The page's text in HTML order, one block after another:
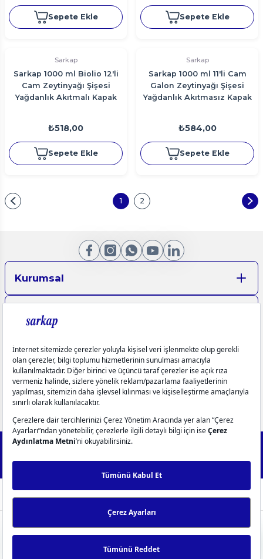
Sepete Ekle Sepete Ekle
Sarkap
Sarkap 1000 ml Biolio 12'li
Cam Zeytinyağı Şişesi
Yağdanlık Akıtmalı Kapak
₺518,00
Sepete Ekle
Sarkap
Sarkap 1000 ml 11'li Cam
Galon Zeytinyağı Şişesi
Yağdanlık Akıtmasız Kapak
₺584,00
Sepete Ekle
1 2
Kurumsal
Aydınlatma Metinleri
Üyelik
Yardım
Popüler Kategoriler
İletişim Bilgilerimiz
0549 270 72 72 0549 270 72 72
2025 Forest - IdeaSoft Next © Tüm hakları saklıdır.256Bit SSL
0
ideasoft
ticaret
paketleri
hazırlandı.